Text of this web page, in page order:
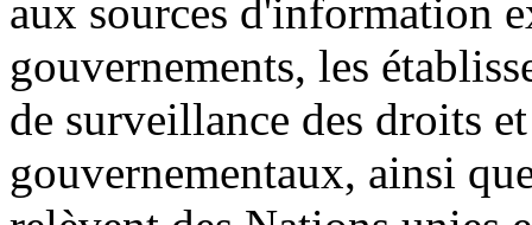
aux sources d'information
gouvernements, les
de surveillance des droits
gouvernementaux, ainsi